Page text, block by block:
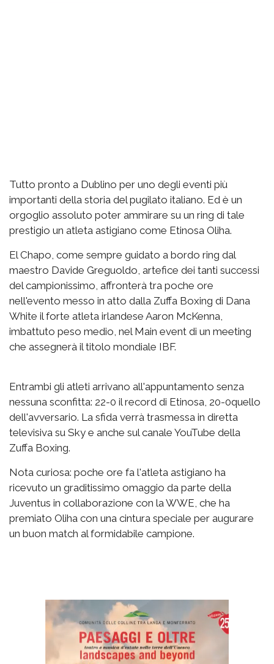
Tutto pronto a Dublino per uno degli eventi più
importanti della storia del pugilato italiano. Ed è un
orgoglio assoluto poter ammirare su un ring di tale
prestigio un atleta astigiano come Etinosa Oliha.
El Chapo, come sempre guidato a bordo ring dal
maestro Davide Greguoldo, artefice dei tanti successi
del campionissimo, affronterà tra poche ore
nell'evento messo in atto dalla Zuffa Boxing di Dana
White il forte atleta irlandese Aaron McKenna,
imbattuto peso medio, nel Main event di un meeting
che assegnerà il titolo mondiale IBF.
Entrambi gli atleti arrivano all'appuntamento senza
nessuna sconfitta: 22-0 il record di Etinosa, 20-0quello
dell'avversario. La sfida verrà trasmessa in diretta
televisiva su Sky e anche sul canale YouTube della
Zuffa Boxing.
Nota curiosa: poche ore fa l'atleta astigiano ha
ricevuto un graditissimo omaggio da parte della
Juventus in collaborazione con la WWE, che ha
premiato Oliha con una cintura speciale per augurare
un buon match al formidabile campione.